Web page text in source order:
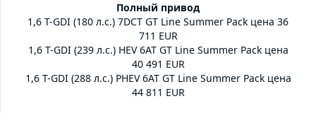
Полный привод
1,6 T-GDI (180 л.с.) 7DCT GT Line Summer Pack цена 36
711 EUR
1,6 T-GDI (239 л.с.) HEV 6AT GT Line Summer Pack цена
40 491 EUR
1,6 T-GDI (288 л.с.) PHEV 6AT GT Line Summer Pack цена
44 811 EUR